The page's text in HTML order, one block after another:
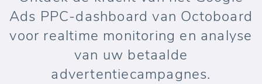
Ads PPC-dashboard van Octoboard
voor realtime monitoring en analyse
van uw betaalde
advertentiecampagnes.